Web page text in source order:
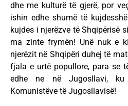
dhe me kulturë të gjerë, por
ishin edhe shumë të
kujdes i njerëzve të Shqipërisë
ma zinte frymën! Unë nuk e
njerëzit në Shqipëri duhej të
fjala e urtë popullore, para se
edhe ne në Jugosllavi,
Komunistëve të Jugosllavisë!